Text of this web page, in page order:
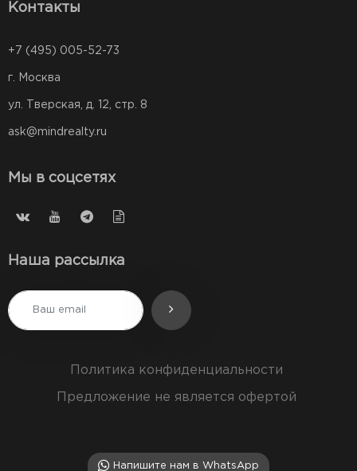
Контакты
+7 (495) 005-52-73
г. Москва
ул. Тверская, д. 12, стр. 8
ask@mindrealty.ru
Мы в соцсетях
Наша рассылка
Политика конфиденциальности
Предложение не является офертой
Напишите нам в WhatsApp